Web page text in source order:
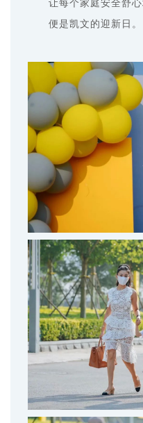
让每个家庭安全舒
便是凯文的迎新日。